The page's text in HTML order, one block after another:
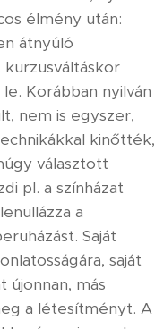
élmény után:
átnyúló
Korábban nyilván
nem is egyszer,
kinőtték,
választott
pl. a színházat
a
Saját
saját
újonnan, más
a létesítményt. A